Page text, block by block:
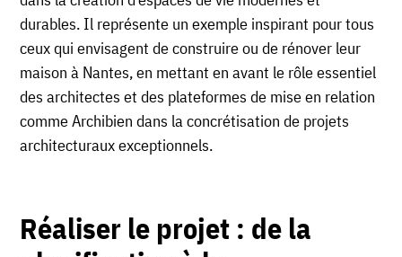
durables. Il représente un exemple inspirant pour tous
ceux qui envisagent de construire ou de rénover leur
maison à Nantes, en mettant en avant le rôle essentiel
des architectes et des plateformes de mise en relation
comme Archibien dans la concrétisation de projets
architecturaux exceptionnels.
Réaliser le projet : de la